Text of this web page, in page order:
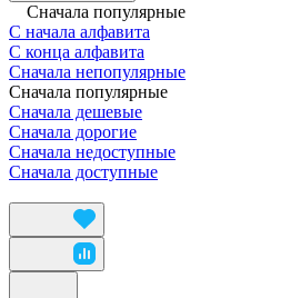
Сначала популярные
С начала алфавита
С конца алфавита
Сначала непопулярные
Сначала популярные
Сначала дешевые
Сначала дорогие
Сначала недоступные
Сначала доступные